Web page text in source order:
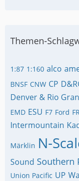
Themen-
1:87 1:160 alco
BNSF CNW CP
Denver & Rio
EMD ESU F7 Ford
Intermountain
Märklin N-
Sound Southern
Union Pacific UP